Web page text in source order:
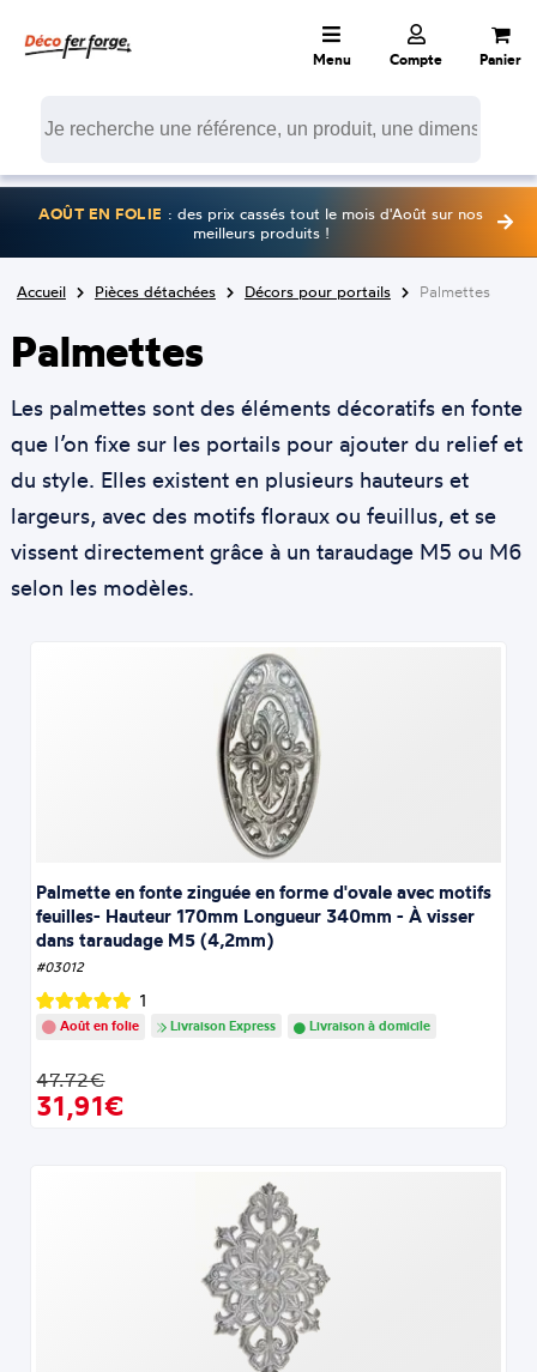
Menu Compte Panier
AOÛT EN FOLIE : des prix cassés tout le mois d'Août sur nos
meilleurs produits !
Accueil Pièces détachées Décors pour portails Palmettes
Palmettes
Les palmettes sont des éléments décoratifs en fonte
que l’on fixe sur les portails pour ajouter du relief et
du style. Elles existent en plusieurs hauteurs et
largeurs, avec des motifs floraux ou feuillus, et se
vissent directement grâce à un taraudage M5 ou M6
selon les modèles.
Palmette en fonte zinguée en forme d'ovale avec motifs
feuilles- Hauteur 170mm Longueur 340mm - À visser
dans taraudage M5 (4,2mm)
#03012
1
Août en folie Livraison Express Livraison à domicile
47.72€
31,91€